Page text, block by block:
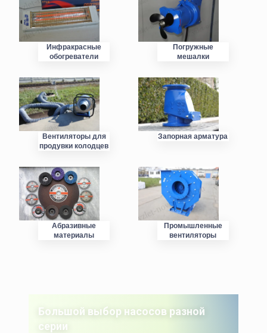
Инфракрасные
обогреватели
Погружные
мешалки
Вентиляторы для
продувки колодцев
Запорная арматура
Абразивные
материалы
Промышленные
вентиляторы
Большой выбор насосов разной
серии